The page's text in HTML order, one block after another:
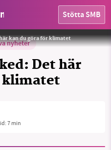
Stötta SMB
kan du göra för klimatet
nyheter
Det här
klimatet
Foto: Supermiljöbloggen
7 min